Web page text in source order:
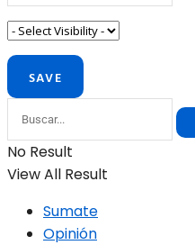
No Result
View All Result
Sumate
Opinión